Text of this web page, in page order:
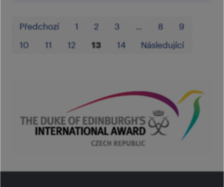
Předchozí 1 2 3 8
9
10
11 12 13 14 Následující